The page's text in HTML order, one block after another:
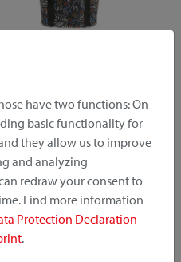
Photos
Liste de prix
have two functions: On
basic functionality for
they allow us to improve
and analyzing
redraw your consent to
Find more information
Protection Declaration
.